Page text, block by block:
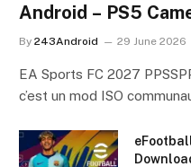
Android – PS5
By 243Android 29 June 2026
EA Sports FC 2027
c’est un mod ISO